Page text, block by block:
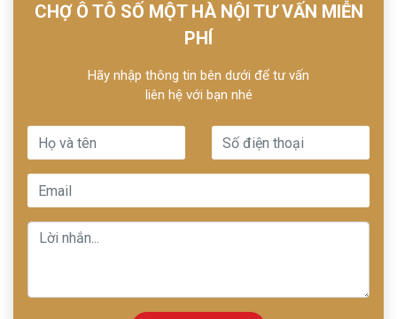
CHỢ Ô TÔ SỐ MỘT HÀ NỘI TƯ VẤN MIỄN
PHÍ
Hãy nhập thông tin bên dưới để tư vấn
liên hệ với bạn nhé